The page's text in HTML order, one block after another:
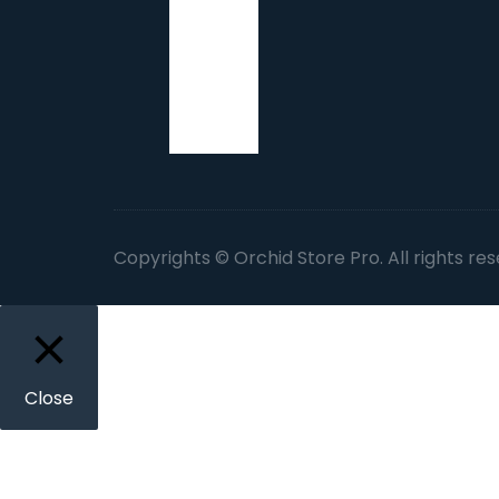
Copyrights © Orchid Store Pro. All rights
Close